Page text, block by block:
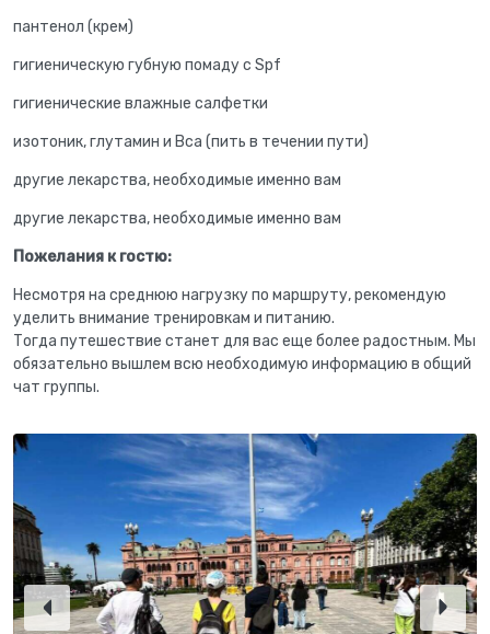
пантенол (крем)
гигиеническую губную помаду с Spf
гигиенические влажные салфетки
изотоник, глутамин и Bca (пить в течении пути)
другие лекарства, необходимые именно вам
другие лекарства, необходимые именно вам
Пожелания к гостю:
Несмотря на среднюю нагрузку по маршруту, рекомендую
уделить внимание тренировкам и питанию.
Тогда путешествие станет для вас еще более радостным. Мы
обязательно вышлем всю необходимую информацию в общий
чат группы.